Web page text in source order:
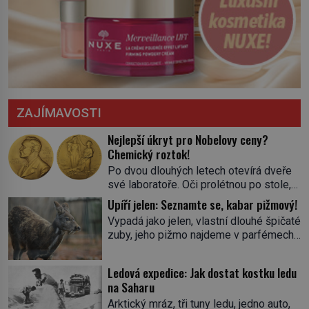
ZAJÍMAVOSTI
Nejlepší úkryt pro Nobelovy ceny?
Chemický roztok!
Po dvou dlouhých letech otevírá dveře
své laboratoře. Oči prolétnou po stole,
aby pak ulpěly na regálu, kde se nachází
všemožné látky. Hledá žluto-oranžovou
tekutinu, jakmile ji zahlédne, nesmírně
se mu uleví. Teď může svůj plán
skrývá směs s názvem lučavka
královská. Svůj přídomek nemá pro nic
za nic, […]
Upíří jelen: Seznamte se, kabar pižmový!
Vypadá jako jelen, vlastní dlouhé špičaté
zuby, jeho pižmo najdeme v parfémech
jediného zástupce zvířecí říše – kabara
pižmového. V Evropě ho jako první
popíše švédský botanik Carl Linné
Ledová expedice: Jak dostat kostku ledu
na Saharu
Arktický mráz, tři tuny ledu, jedno auto,